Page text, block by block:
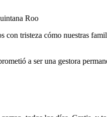
Roo
tristeza cómo nuestras
a ser una gestora